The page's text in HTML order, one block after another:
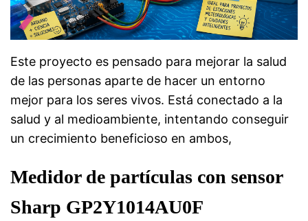
Este proyecto es pensado para mejorar la salud
de las personas aparte de hacer un entorno
mejor para los seres vivos. Está conectado a la
salud y al medioambiente, intentando conseguir
un crecimiento beneficioso en ambos,
Medidor de partículas con sensor
Sharp GP2Y1014AU0F